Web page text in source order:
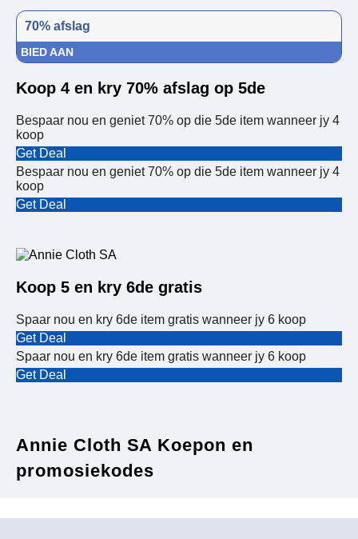
70% afslag
BIED AAN
Koop 4 en kry 70% afslag op 5de
Bespaar nou en geniet 70% op die 5de item wanneer jy 4
koop
Get Deal
Bespaar nou en geniet 70% op die 5de item wanneer jy 4
koop
Get Deal
Koop 5 en kry 6de gratis
Spaar nou en kry 6de item gratis wanneer jy 6 koop
Get Deal
Spaar nou en kry 6de item gratis wanneer jy 6 koop
Get Deal
Annie Cloth SA Koepon en
promosiekodes